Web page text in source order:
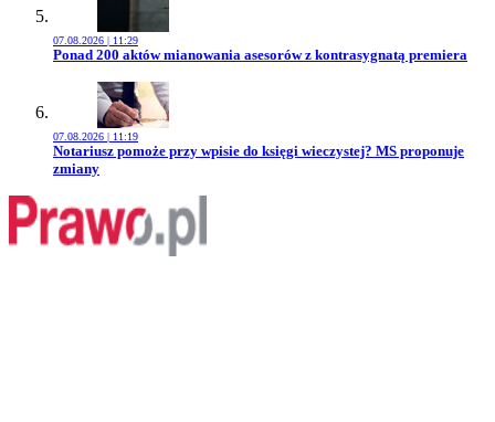
07.08.2026 | 11:29
Przejdź do artykułu:
Ponad 200 aktów mianowania asesorów z kontrasygnatą premiera
07.08.2026 | 11:19
Przejdź do artykułu:
Notariusz pomoże przy wpisie do księgi wieczystej? MS proponuje
zmiany